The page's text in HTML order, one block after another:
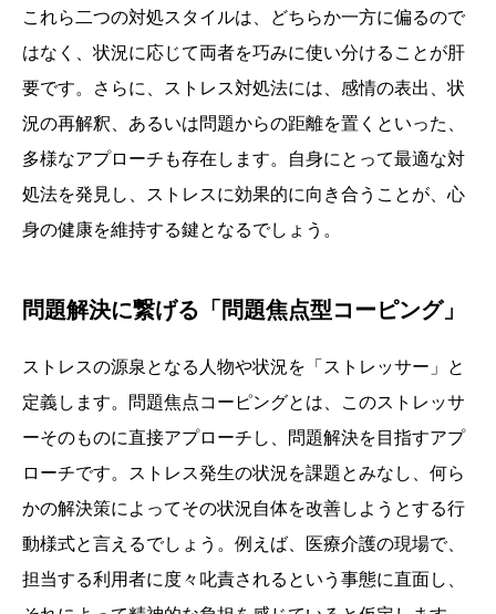
これら二つの対処スタイルは、どちらか一方に偏るので
はなく、状況に応じて両者を巧みに使い分けることが肝
要です。さらに、ストレス対処法には、感情の表出、状
況の再解釈、あるいは問題からの距離を置くといった、
多様なアプローチも存在します。自身にとって最適な対
処法を発見し、ストレスに効果的に向き合うことが、心
身の健康を維持する鍵となるでしょう。
問題解決に繋げる「問題焦点型コーピング」
ストレスの源泉となる人物や状況を「ストレッサー」と
定義します。問題焦点コーピングとは、このストレッサ
ーそのものに直接アプローチし、問題解決を目指すアプ
ローチです。ストレス発生の状況を課題とみなし、何ら
かの解決策によってその状況自体を改善しようとする行
動様式と言えるでしょう。例えば、医療介護の現場で、
担当する利用者に度々叱責されるという事態に直面し、